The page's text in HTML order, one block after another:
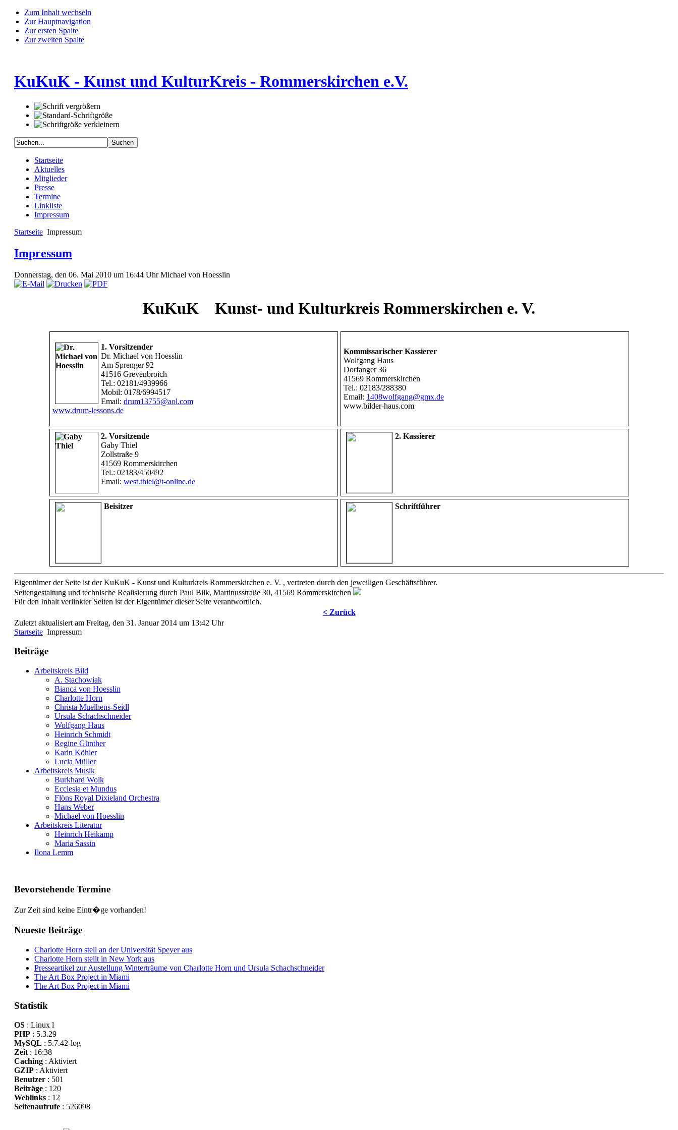
Zum Inhalt wechseln
Zur Hauptnavigation
Zur ersten Spalte
Zur zweiten Spalte
KuKuK - Kunst und KulturKreis - Rommerskirchen e.V.
Startseite
Aktuelles
Mitglieder
Presse
Termine
Linkliste
Impressum
Startseite Impressum
Impressum
Donnerstag, den 06. Mai 2010 um 16:44 UhrMichael von Hoesslin
KuKuK Kunst- und Kulturkreis Rommerskirchen e. V.
1. Vorsitzender
Dr. Michael von Hoesslin
Am Sprenger 92
41516 Grevenbroich
Tel.: 02181/4939966
Mobil: 0178/6994517
Email: drum13755@aol.com
www.drum-lessons.de
Kommissarischer Kassierer
Wolfgang Haus
Dorfanger 36
41569 Rommerskirchen
Tel.: 02183/288380
Email: 1408wolfgang@gmx.de
www.bilder-haus.com
2. Vorsitzende
Gaby Thiel
Zollstraße 9
41569 Rommerskirchen
Tel.: 02183/450492
Email: west.thiel@t-online.de
2. Kassierer
Beisitzer Schriftführer
Eigentümer der Seite ist der KuKuK - Kunst und Kulturkreis Rommerskirchen e. V. , vertreten durch den jeweiligen Geschäftsführer.
Seitengestaltung und technische Realisierung durch Paul Bilk, Martinusstraße 30, 41569 Rommerskirchen
Für den Inhalt verlinkter Seiten ist der Eigentümer dieser Seite verantwortlich.
< Zurück
Zuletzt aktualisiert am Freitag, den 31. Januar 2014 um 13:42 Uhr
Startseite Impressum
Beiträge
Arbeitskreis Bild
A. Stachowiak
Bianca von Hoesslin
Charlotte Horn
Christa Muelhens-Seidl
Ursula Schachschneider
Wolfgang Haus
Heinrich Schmidt
Regine Günther
Karin Köhler
Lucia Müller
Arbeitskreis Musik
Burkhard Wolk
Ecclesia et Mundus
Flöns Royal Dixieland Orchestra
Hans Weber
Michael von Hoesslin
Arbeitskreis Literatur
Heinrich Heikamp
Maria Sassin
Ilona Lemm
Bevorstehende Termine
Zur Zeit sind keine Eintr�ge vorhanden!
Neueste Beiträge
Charlotte Horn stell an der Universität Speyer aus
Charlotte Horn stellt in New York aus
Presseartikel zur Austellung Winterträume von Charlotte Horn und Ursula Schachschneider
The Art Box Project in Miami
The Art Box Project in Miami
Statistik
OS: Linux l
PHP: 5.3.29
MySQL : 5.7.42-log
Zeit: 16:38
Caching: Aktiviert
GZIP: Aktiviert
Benutzer: 501
Beiträge: 120
Weblinks: 12
Seitenaufrufe: 526098